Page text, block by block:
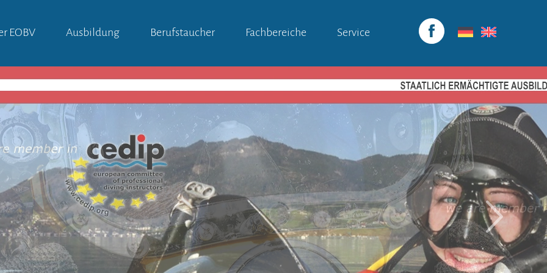
EOBV Ausbildung Berufstaucher Fachbereiche Service